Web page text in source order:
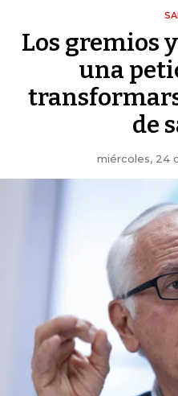
Los gremios
una
de
miércoles, 24